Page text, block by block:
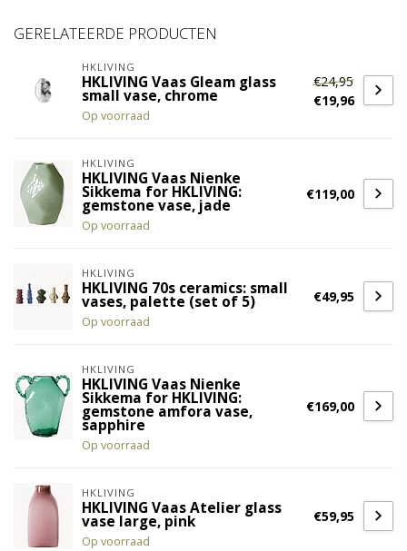
GERELATEERDE PRODUCTEN
HKLIVING
HKLIVING Vaas Gleam glass
small vase, chrome
Op voorraad
€24,95
€19,96
HKLIVING
HKLIVING Vaas Nienke
Sikkema for HKLIVING:
gemstone vase, jade
Op voorraad
€119,00
HKLIVING
HKLIVING 70s ceramics: small
vases, palette (set of 5)
Op voorraad
€49,95
HKLIVING
HKLIVING Vaas Nienke
Sikkema for HKLIVING:
gemstone amfora vase,
sapphire
Op voorraad
€169,00
HKLIVING
HKLIVING Vaas Atelier glass
vase large, pink
Op voorraad
€59,95